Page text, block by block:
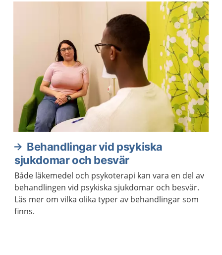
Behandlingar vid psykiska
sjukdomar och besvär
Både läkemedel och psykoterapi kan vara en del av
behandlingen vid psykiska sjukdomar och besvär.
Läs mer om vilka olika typer av behandlingar som
finns.